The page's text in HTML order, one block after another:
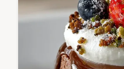
méthode infaillible
macarons parfaites